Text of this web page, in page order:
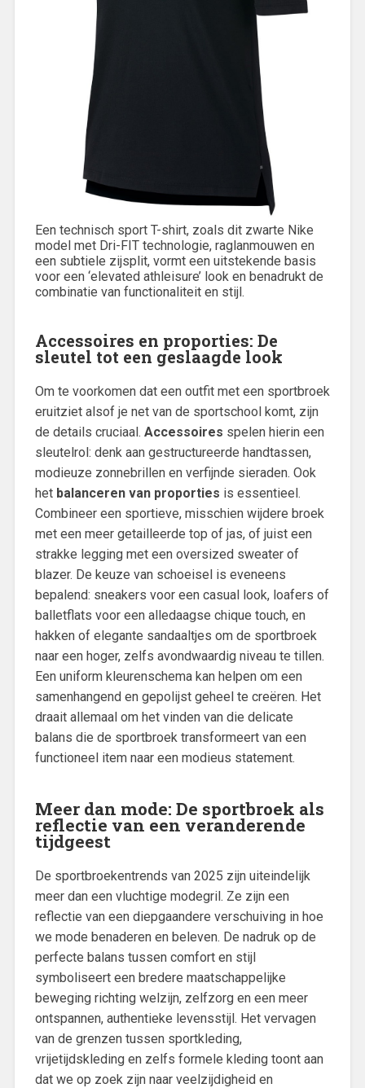
Een technisch sport T-shirt, zoals dit zwarte Nike
model met Dri-FIT technologie, raglanmouwen en
een subtiele zijsplit, vormt een uitstekende basis
voor een ‘elevated athleisure’ look en benadrukt de
combinatie van functionaliteit en stijl.
Accessoires en proporties: De
sleutel tot een geslaagde look
Om te voorkomen dat een outfit met een sportbroek
eruitziet alsof je net van de sportschool komt, zijn
de details cruciaal. Accessoires spelen hierin een
sleutelrol: denk aan gestructureerde handtassen,
modieuze zonnebrillen en verfijnde sieraden. Ook
het balanceren van proporties is essentieel.
Combineer een sportieve, misschien wijdere broek
met een meer getailleerde top of jas, of juist een
strakke legging met een oversized sweater of
blazer. De keuze van schoeisel is eveneens
bepalend: sneakers voor een casual look, loafers of
balletflats voor een alledaagse chique touch, en
hakken of elegante sandaaltjes om de sportbroek
naar een hoger, zelfs avondwaardig niveau te tillen.
Een uniform kleurenschema kan helpen om een
samenhangend en gepolijst geheel te creëren. Het
draait allemaal om het vinden van die delicate
balans die de sportbroek transformeert van een
functioneel item naar een modieus statement.
Meer dan mode: De sportbroek als
reflectie van een veranderende
tijdgeest
De sportbroekentrends van 2025 zijn uiteindelijk
meer dan een vluchtige modegril. Ze zijn een
reflectie van een diepgaandere verschuiving in hoe
we mode benaderen en beleven. De nadruk op de
perfecte balans tussen comfort en stijl
symboliseert een bredere maatschappelijke
beweging richting welzijn, zelfzorg en een meer
ontspannen, authentieke levensstijl. Het vervagen
van de grenzen tussen sportkleding,
vrijetijdskleding en zelfs formele kleding toont aan
dat we op zoek zijn naar veelzijdigheid en